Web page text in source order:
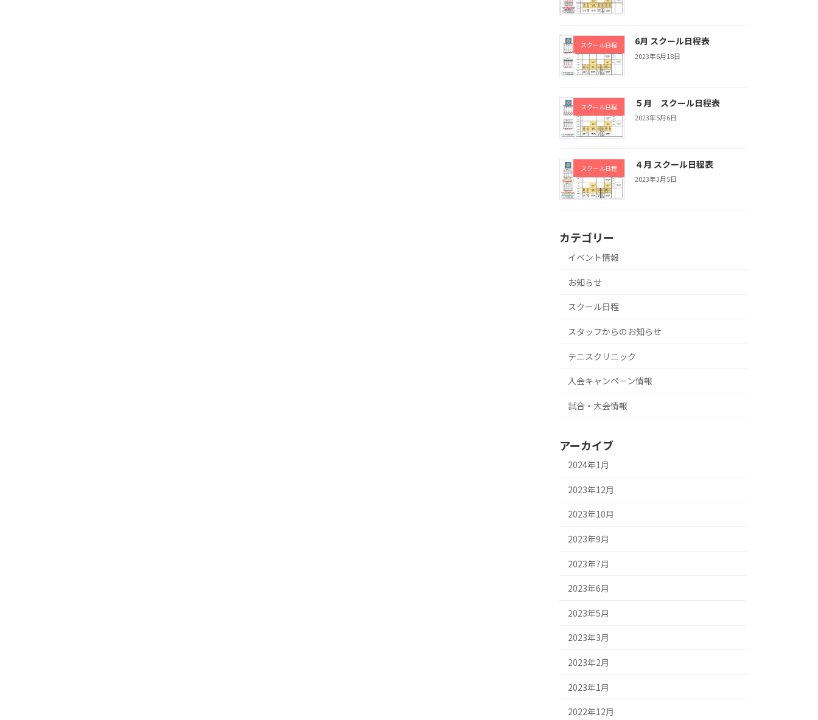
スクール日程 6月 スクール日程表
2023年6月18日
スクール日程 ５月 スクール日程表
2023年5月6日
スクール日程 ４月 スクール日程表
2023年3月5日
カテゴリー
イベント情報
お知らせ
スクール日程
スタッフからのお知らせ
テニスクリニック
入会キャンペーン情報
試合・大会情報
アーカイブ
2024年1月
2023年12月
2023年10月
2023年9月
2023年7月
2023年6月
2023年5月
2023年3月
2023年2月
2023年1月
2022年12月